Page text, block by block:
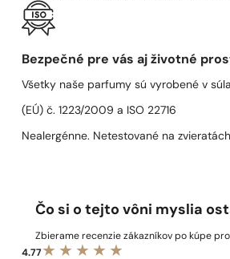
Bezpečné pre vás aj životné
Všetky naše parfumy sú vyrobené v
(EÚ) č. 1223/2009 a ISO 22716
Nealergénne. Netestované na
Čo si o tejto vôni myslia
Zbierame recenzie zákazníkov po kúpe
4.77